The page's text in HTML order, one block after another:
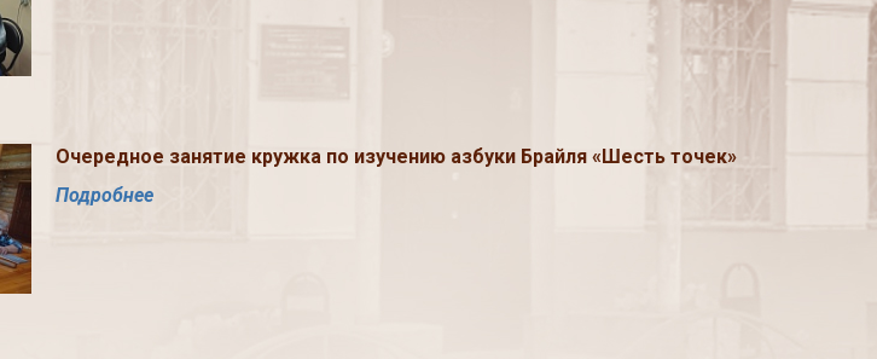
Очередное занятие кружка по изучению азбуки Брайля «Шесть точек»
Подробнее